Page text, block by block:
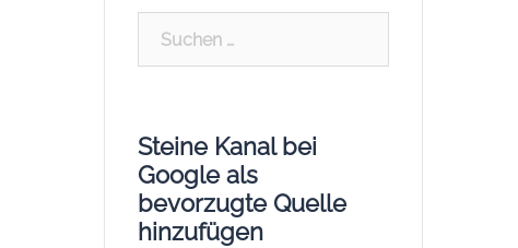
Steine Kanal bei
Google als
bevorzugte Quelle
hinzufügen